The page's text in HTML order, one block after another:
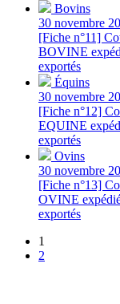
Bovins
30 novembre
[Fiche n°11]
BOVINE
exportés
Équins
30 novembre
[Fiche n°12]
EQUINE
exportés
Ovins
30 novembre
[Fiche n°13]
OVINE
exportés
1
2